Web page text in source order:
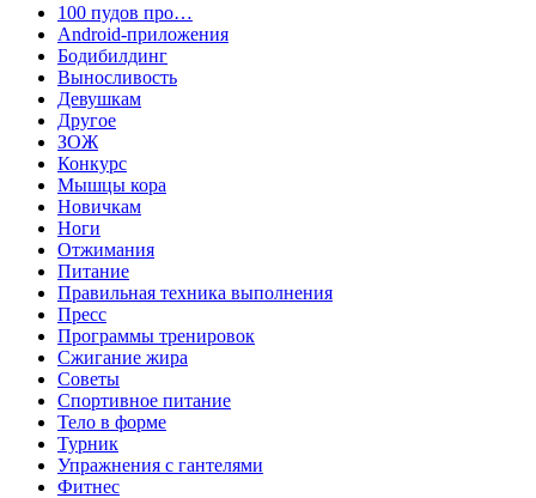
100 пудов про…
Android-приложения
Бодибилдинг
Выносливость
Девушкам
Другое
ЗОЖ
Конкурс
Мышцы кора
Новичкам
Ноги
Отжимания
Питание
Правильная техника выполнения
Пресс
Программы тренировок
Сжигание жира
Советы
Спортивное питание
Тело в форме
Турник
Упражнения с гантелями
Фитнес